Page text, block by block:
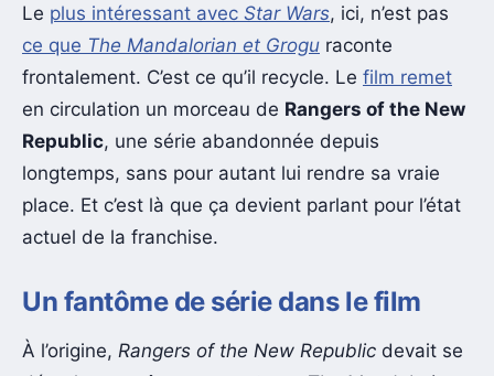
Le plus intéressant avec Star Wars, ici, n’est pas
ce que The Mandalorian et Grogu raconte
frontalement. C’est ce qu’il recycle. Le film remet
en circulation un morceau de Rangers of the New
Republic, une série abandonnée depuis
longtemps, sans pour autant lui rendre sa vraie
place. Et c’est là que ça devient parlant pour l’état
actuel de la franchise.
Un fantôme de série dans le film
À l’origine, Rangers of the New Republic devait se